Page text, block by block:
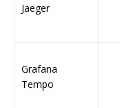
Jaeger
Grafana
Tempo